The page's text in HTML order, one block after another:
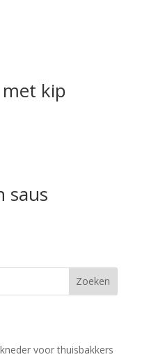
kip
saus
Zoeken
voor thuisbakkers